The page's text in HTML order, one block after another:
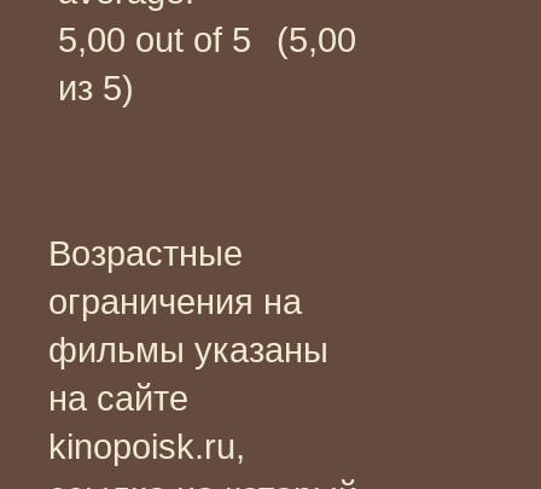
(5,00
из 5)
Возрастные
ограничения на
фильмы указаны
на сайте
kinopoisk.ru,